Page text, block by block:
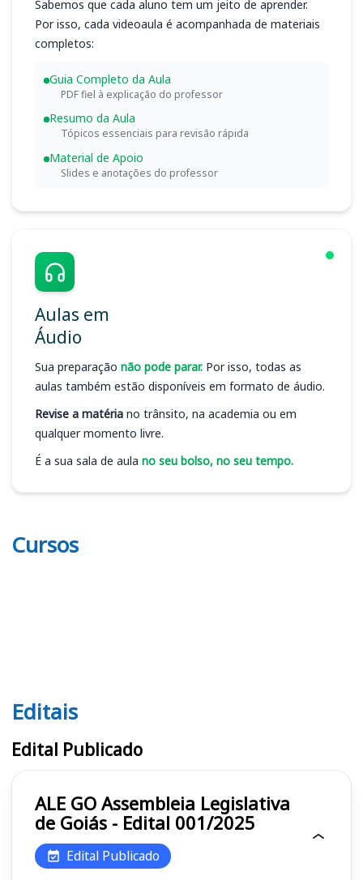
Sabemos que cada aluno tem um jeito de aprender.
Por isso, cada videoaula é acompanhada de materiais
completos:
Guia Completo da Aula
PDF fiel à explicação do professor
Resumo da Aula
Tópicos essenciais para revisão rápida
Material de Apoio
Slides e anotações do professor
Aulas em
Áudio
Sua preparação não pode parar. Por isso, todas as
aulas também estão disponíveis em formato de áudio.
Revise a matéria no trânsito, na academia ou em
qualquer momento livre.
É a sua sala de aula no seu bolso, no seu tempo.
Cursos
Editais ALE GO
Editais
Edital Publicado
ALE GO Assembleia Legislativa
de Goiás - Edital 001/2025
Edital Publicado